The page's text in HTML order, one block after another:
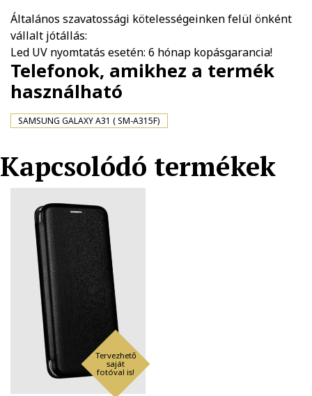
Általános szavatossági kötelességeinken felül önként
vállalt jótállás:
Led UV nyomtatás esetén: 6 hónap kopásgarancia!
Telefonok, amikhez a termék
használható
SAMSUNG GALAXY A31 ( SM-A315F)
Kapcsolódó termékek
Tervezhető
saját
fotóval is!